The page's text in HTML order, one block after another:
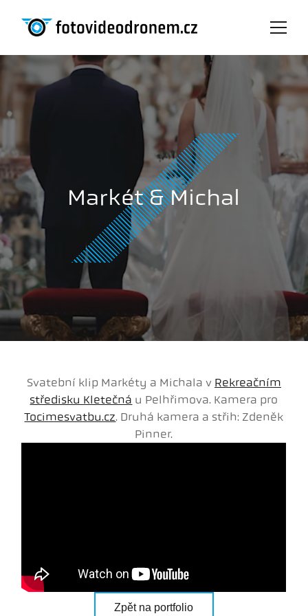
Markét & Michal
Svatební klip Markéty a Michala v Rekreačním
středisku Kletečná u Pelhřimova. Kamera pro
Tocimesvatbu.cz. Druhá kamera a střih: Zdeněk
Pinner.
Zpět na portfolio